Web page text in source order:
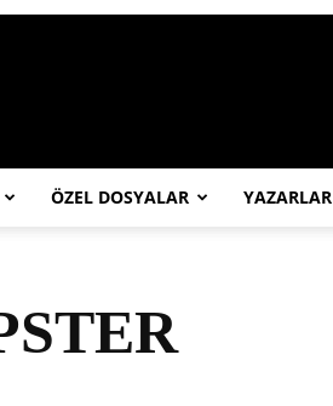
ÖZEL DOSYALAR YAZARLAR